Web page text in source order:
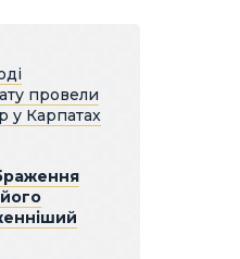
провели
у Карпатах